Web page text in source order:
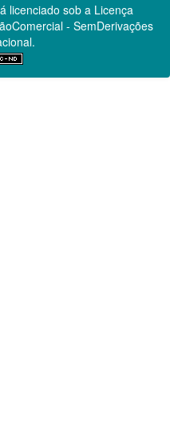
licenciado sob a Licença
- SemDerivações